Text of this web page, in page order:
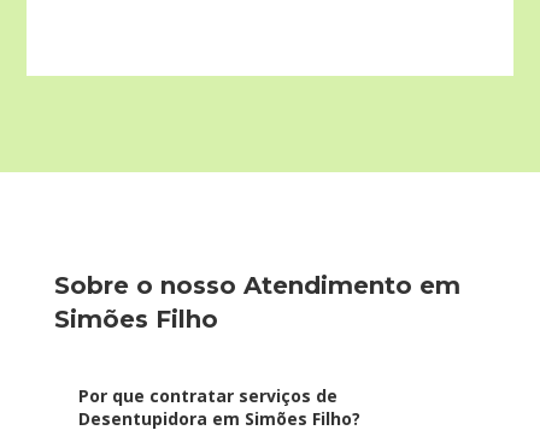
Sobre o nosso Atendimento em
Simões Filho
Por que contratar serviços de
Desentupidora em Simões Filho?